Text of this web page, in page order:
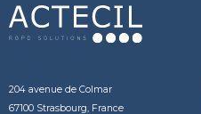
204 avenue de Colmar
67100 Strasbourg, France